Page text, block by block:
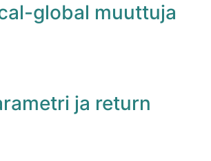
global muuttuja
ja return